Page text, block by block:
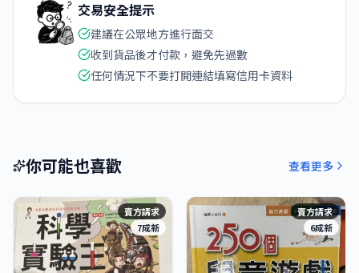
交易安全提示
建議在公眾地方進行面交
收到貨品後才付款，避免先過數
任何情況下不要打開連結填寫信用卡資料
你可能也喜歡 查看更多
賣方請求
7成新
賣方請求
6成新